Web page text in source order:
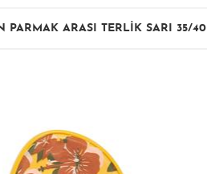
PARMAK ARASI TERLIK SARI 35/40